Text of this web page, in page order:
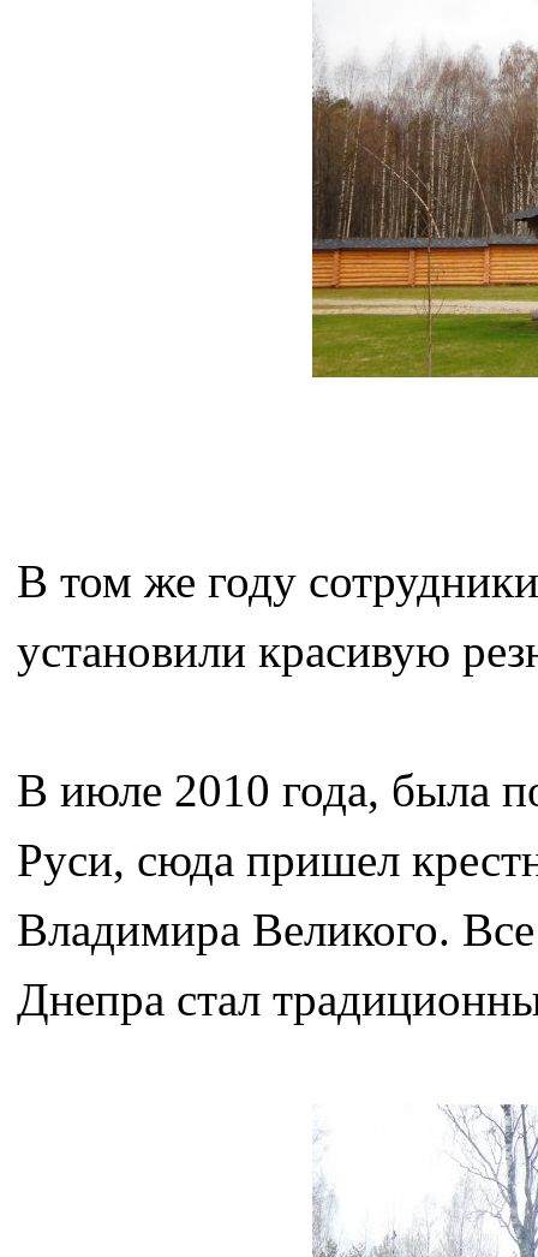
В том же году
установили красивую
В июле 2010 года, была
Руси, сюда пришел
Владимира Великого.
Днепра стал